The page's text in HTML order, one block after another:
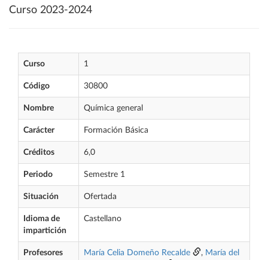
Curso 2023-2024
Curso 1
Código 30800
Nombre Química general
Carácter Formación Básica
Créditos 6,0
Periodo Semestre 1
Situación Ofertada
Idioma de
impartición
Castellano
Profesores María Celia Domeño Recalde , María del